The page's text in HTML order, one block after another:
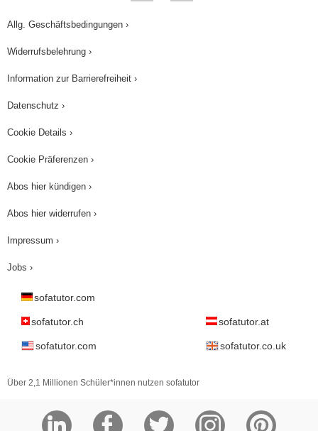
Allg. Geschäftsbedingungen ›
Widerrufsbelehrung ›
Information zur Barrierefreiheit ›
Datenschutz ›
Cookie Details ›
Cookie Präferenzen ›
Abos hier kündigen ›
Abos hier widerrufen ›
Impressum ›
Jobs ›
sofatutor.com
sofatutor.ch sofatutor.at
sofatutor.com sofatutor.co.uk
Über 2,1 Millionen Schüler*innen nutzen sofatutor